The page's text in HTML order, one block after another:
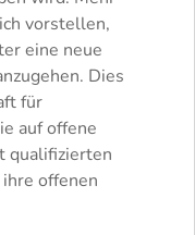
vorstellen,
eine neue
Dies
für
auf offene
qualifizierten
offenen